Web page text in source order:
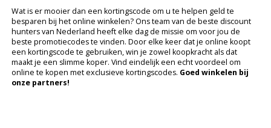
Wat is er mooier dan een kortingscode om u te helpen geld te
besparen bij het online winkelen? Ons team van de beste discount
hunters van Nederland heeft elke dag de missie om voor jou de
beste promotiecodes te vinden. Door elke keer dat je online koopt
een kortingscode te gebruiken, win je zowel koopkracht als dat
maakt je een slimme koper. Vind eindelijk een echt voordeel om
online te kopen met exclusieve kortingscodes. Goed winkelen bij
onze partners!